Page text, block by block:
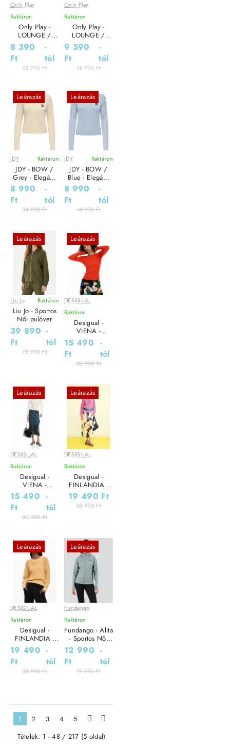
Only Play
Raktáron
Only Play -
LOUNGE /
Green - Sportos
Női pulóver
8 390
Ft
-
tól
13 990 Ft
Only Play
Raktáron
Only Play -
LOUNGE /
Green - Sportos
Női pulóver
9 590
Ft
-
tól
15 990 Ft
Leárazás
JDY Raktáron
JDY - BOW /
Grey - Elegáns
Női pulóver
8 990
Ft
-
tól
14 990 Ft
Leárazás
JDY Raktáron
JDY - BOW /
Blue - Elegáns
Női pulóver
8 990
Ft
-
tól
14 990 Ft
Leárazás
Liu Jo Raktáron
Liu Jo - Sportos
Női pulóver
39 890
Ft
-
tól
78 990 Ft
Leárazás
DESIGUAL
Raktáron
Desigual -
VIENA -
Elegáns Női
pulóver
15 490
Ft
-
tól
30 990 Ft
Leárazás
DESIGUAL
Raktáron
Desigual -
VIENA -
Elegáns Női
pulóver
15 490
Ft
-
tól
30 990 Ft
Leárazás
DESIGUAL
Raktáron
Desigual -
FINLANDIA -
Elegáns Női
pulóver
19 490 Ft
38 990 Ft
Leárazás
DESIGUAL
Raktáron
Desigual -
FINLANDIA -
Elegáns Női
pulóver
19 490
Ft
-
tól
38 990 Ft
Leárazás
Fundango
Raktáron
Fundango - Alita
- Sportos Női
pulóver
12 990
Ft
-
tól
19 990 Ft
1 2 3 4 5 >
>|
Tételek: 1 - 48 / 217 (5 oldal)